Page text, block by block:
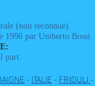
(non reconnue)
1996 par Umberto Bossi
part.
- ITALIE - FRIOULI -